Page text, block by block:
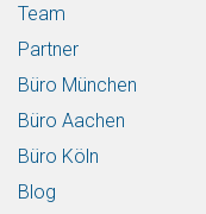
Team
Partner
Büro München
Büro Aachen
Büro Köln
Blog